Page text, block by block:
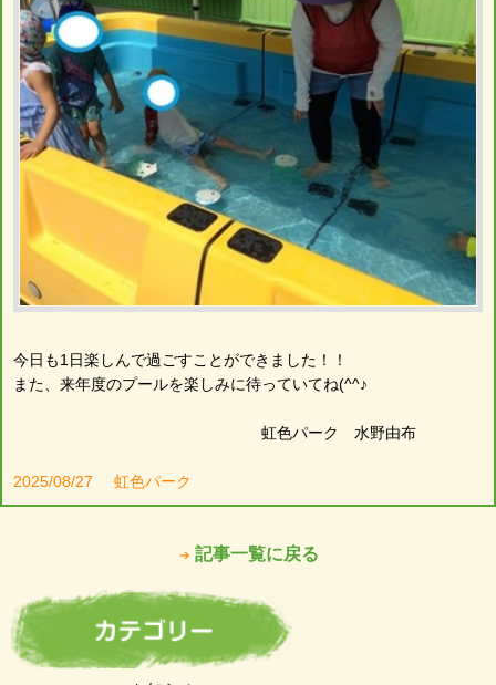
今日も1日楽しんで過ごすことができました！！
また、来年度のプールを楽しみに待っていてね(^^♪
虹色パーク 水野由布
2025/08/27 虹色パーク
記事一覧に戻る